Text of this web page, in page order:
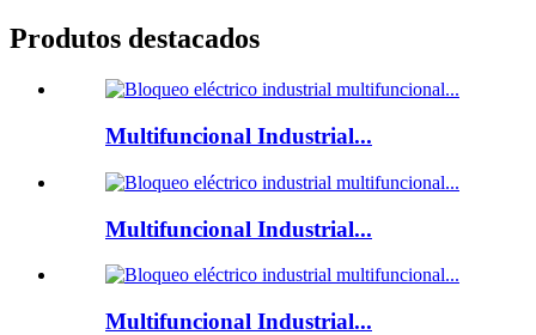
Produtos destacados
Multifuncional Industrial...
Multifuncional Industrial...
Multifuncional Industrial...